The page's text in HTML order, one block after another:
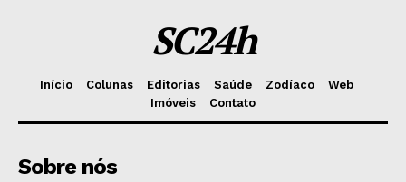
SC24h
Início Colunas Editorias Saúde Zodíaco
Web
Imóveis
Contato
Sobre nós